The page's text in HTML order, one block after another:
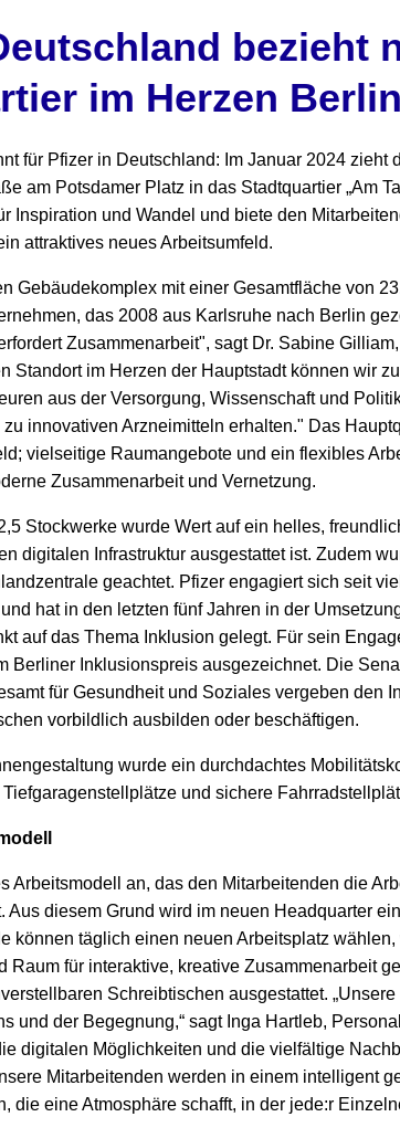
bezieht
im Herzen
für Pfizer in Deutschland: Im Januar 2024 zieht
am Potsdamer Platz in das Stadtquartier „Am
Inspiration und Wandel und biete den
attraktives neues Arbeitsumfeld.
Gebäudekomplex mit einer Gesamtfläche von
das 2008 aus Karlsruhe nach Berlin
Zusammenarbeit", sagt Dr. Sabine
Standort im Herzen der Hauptstadt können wir
aus der Versorgung, Wissenschaft und
innovativen Arzneimitteln erhalten." Das
vielseitige Raumangebote und ein flexibles
Zusammenarbeit und Vernetzung.
Stockwerke wurde Wert auf ein helles,
digitalen Infrastruktur ausgestattet ist. Zudem
geachtet. Pfizer engagiert sich seit
hat in den letzten fünf Jahren in der
auf das Thema Inklusion gelegt. Für sein
Berliner Inklusionspreis ausgezeichnet. Die
für Gesundheit und Soziales vergeben den
vorbildlich ausbilden oder beschäftigen.
wurde ein durchdachtes
und sichere
Arbeitsmodell an, das den Mitarbeitenden die
Aus diesem Grund wird im neuen Headquarter
können täglich einen neuen Arbeitsplatz
Raum für interaktive, kreative Zusammenarbeit
Schreibtischen ausgestattet.
und der Begegnung,“ sagt Inga Hartleb,
digitalen Möglichkeiten und die vielfältige
Mitarbeitenden werden in einem intelligent
die eine Atmosphäre schafft, in der jede:r